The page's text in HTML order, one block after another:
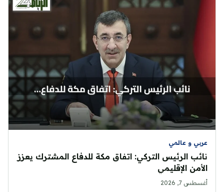
عربي و عالمي
نائب الرئيس التركي: اتفاق مكة للدفاع المشترك يعزز
الأمن الإقليمي
أغسطس 7, 2026